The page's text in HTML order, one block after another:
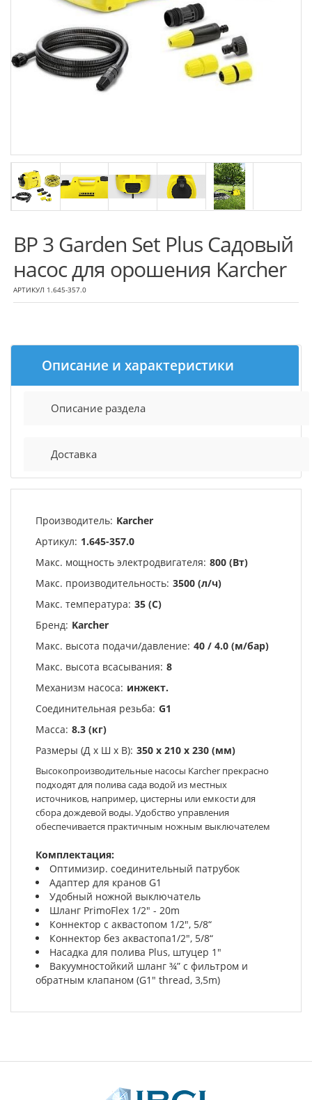
BP 3 Garden Set Plus Садовый
насос для орошения Karcher
АРТИКУЛ 1.645-357.0
Описание и характеристики
Описание раздела
Доставка
Производитель: Karcher
Артикул: 1.645-357.0
Макс. мощность электродвигателя: 800 (Вт)
Макс. производительность: 3500 (л/ч)
Макс. температура: 35 (С)
Бренд: Karcher
Макс. высота подачи/давление: 40 / 4.0 (м/бар)
Макс. высота всасывания: 8
Механизм насоса: инжект.
Соединительная резьба: G1
Масса: 8.3 (кг)
Размеры (Д х Ш х В): 350 x 210 x 230 (мм)
Высокопроизводительные насосы Karcher прекрасно
подходят для полива сада водой из местных
источников, например, цистерны или емкости для
сбора дождевой воды. Удобство управления
обеспечивается практичным ножным выключателем
Комплектация:
Оптимизир. соединительный патрубок
Адаптер для кранов G1
Удобный ножной выключатель
Шланг PrimoFlex 1/2" - 20m
Коннектор с аквастопом 1/2", 5/8“
Коннектор без аквастопа1/2", 5/8“
Насадка для полива Plus, штуцер 1"
Вакуумностойкий шланг ¾” с фильтром и
обратным клапаном (G1" thread, 3,5m)